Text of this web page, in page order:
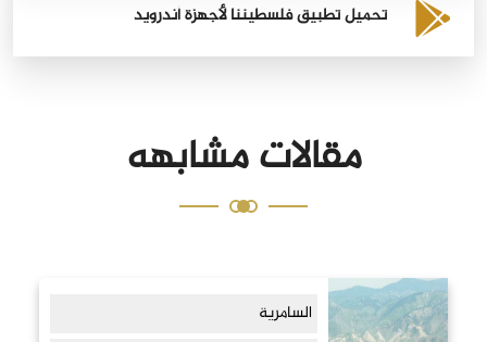
تحميل تطبيق فلسطيننا لأجهزة أندرويد
مقالات مشابهه
السامرية